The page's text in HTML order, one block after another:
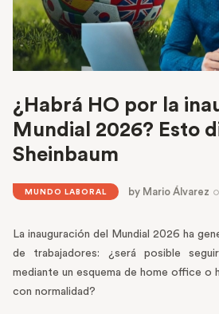
¿Habrá HO por la
Mundial 2026? Esto
Sheinbaum
MUNDO LABORAL by Mario Álvarez
La inauguración del Mundial 2026 ha
de trabajadores: ¿será posible
mediante un esquema de home office o
con normalidad?